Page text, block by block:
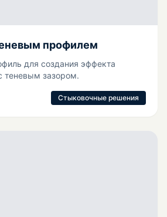
профилем
для создания эффекта
теневым зазором.
Стыковочные решения